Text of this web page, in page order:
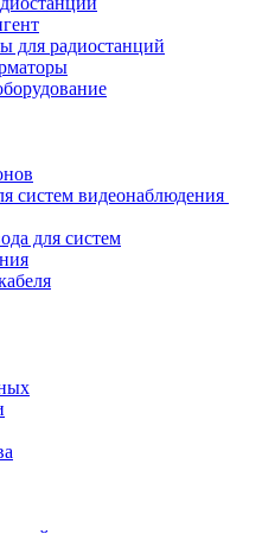
для радиостанций
систем видеонаблюдения
для систем